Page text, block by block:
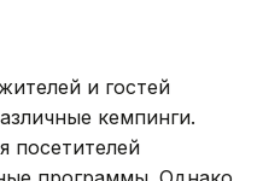
и гостей
кемпинги.
посетителей